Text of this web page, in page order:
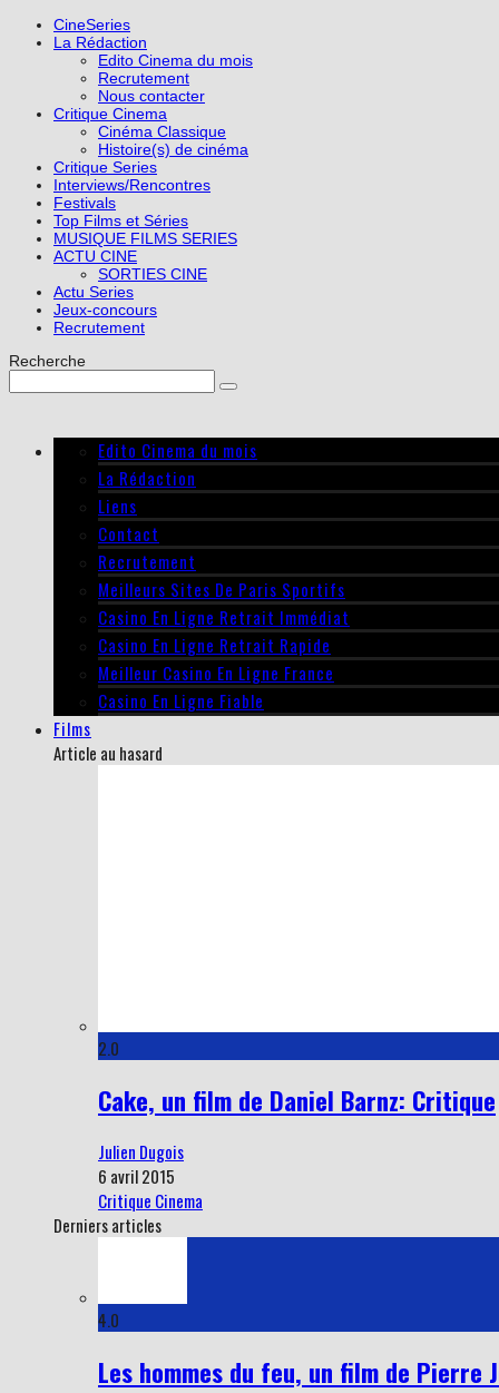
CineSeries
La Rédaction
Edito Cinema du mois
Recrutement
Nous contacter
Critique Cinema
Cinéma Classique
Histoire(s) de cinéma
Critique Series
Interviews/Rencontres
Festivals
Top Films et Séries
MUSIQUE FILMS SERIES
ACTU CINE
SORTIES CINE
Actu Series
Jeux-concours
Recrutement
Recherche
Edito Cinema du mois
La Rédaction
Liens
Contact
Recrutement
Meilleurs Sites De Paris Sportifs
Casino En Ligne Retrait Immédiat
Casino En Ligne Retrait Rapide
Meilleur Casino En Ligne France
Casino En Ligne Fiable
Films
Article au hasard
2.0
Cake, un film de Daniel Barnz: Critique
Julien Dugois
6 avril 2015
Critique Cinema
Derniers articles
4.0
Les hommes du feu, un film de Pierre